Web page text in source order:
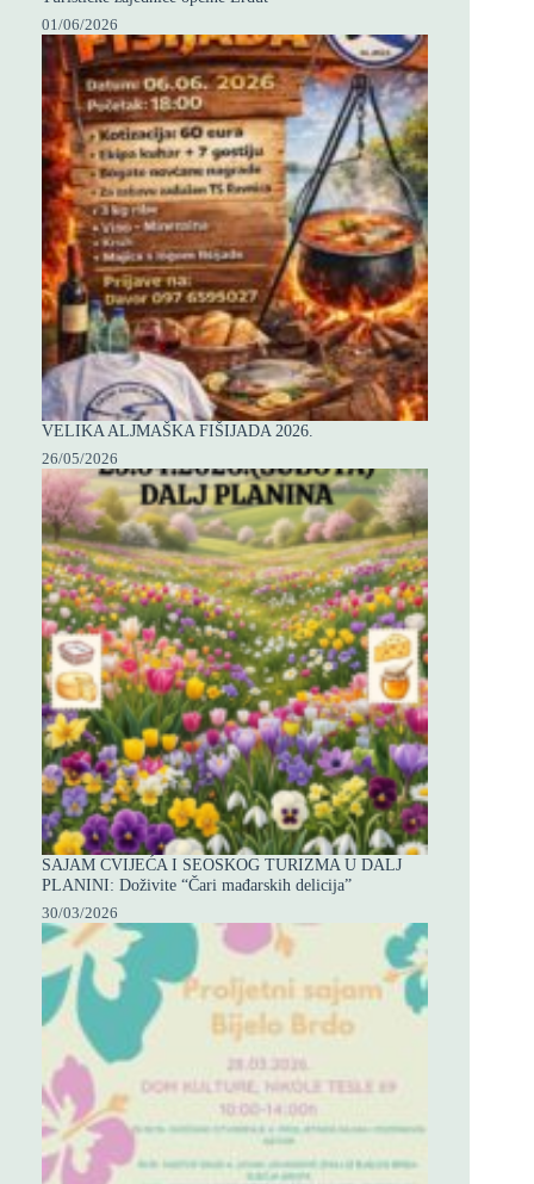
01/06/2026
VELIKA ALJMAŠKA FIŠIJADA 2026.
26/05/2026
SAJAM CVIJEĆA I SEOSKOG TURIZMA U DALJ
PLANINI: Doživite “Čari mađarskih delicija”
30/03/2026